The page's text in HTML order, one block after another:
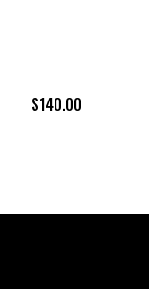
$140.00